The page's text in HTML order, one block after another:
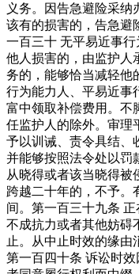
义务。因告急避险采纳
该有的损害的，告急避
一百三十 无平易近事
他人损害的，由监护人
务的，能够恰当减轻他
行为能力人、平易近事
富中领取补偿费用。不
任监护人的除外。审理
予以训诫、责令具结、
并能够按照法令处以罚
从晓得或者该当晓得被
跨越二十年的，不予。
间。第一百三十九条
不成抗力或者其他妨碍
止。从中止时效的缘由
第一百四十条 诉讼时